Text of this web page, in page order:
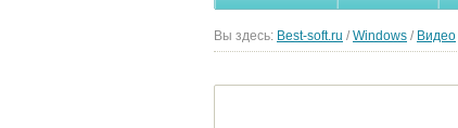
Вы здесь: Best-soft.ru / Windows / Видео